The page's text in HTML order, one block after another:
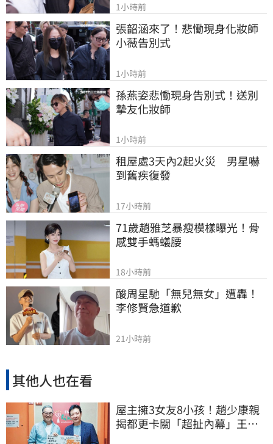
1小時前
張韶涵來了！悲慟現身化妝師
小薇告別式
1小時前
孫燕姿悲慟現身告別式！送別
摯友化妝師
1小時前
租屋處3天內2起火災　男星嚇
到舊疾復發
17小時前
71歲趙雅芝暴瘦模樣曝光！骨
感雙手螞蟻腰
18小時前
酸周星馳「無兒無女」遭轟！
李修賢急道歉
21小時前
其他人也在看
屋主擁3女友8小孩！趙少康親
揭都更卡關「超扯內幕」王偉